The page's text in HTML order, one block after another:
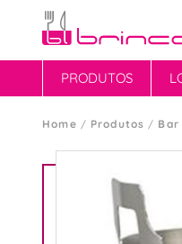
PRODUTOS
Home Produtos Bar